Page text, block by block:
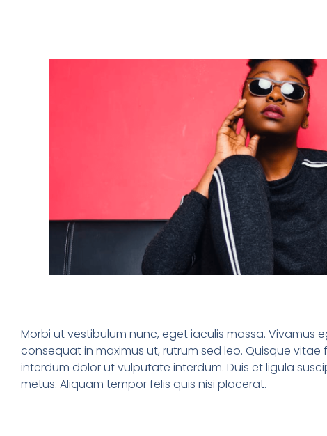
Morbi ut vestibulum nunc, eget iaculis massa. Vivamus
consequat in maximus ut, rutrum sed leo. Quisque
interdum dolor ut vulputate interdum. Duis et ligula
metus. Aliquam tempor felis quis nisi placerat.